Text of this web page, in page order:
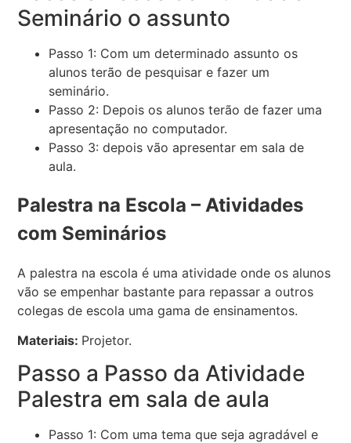
Seminário o assunto
Passo 1: Com um determinado assunto os
alunos terão de pesquisar e fazer um
seminário.
Passo 2: Depois os alunos terão de fazer uma
apresentação no computador.
Passo 3: depois vão apresentar em sala de
aula.
Palestra na Escola – Atividades
com Seminários
A palestra na escola é uma atividade onde os alunos
vão se empenhar bastante para repassar a outros
colegas de escola uma gama de ensinamentos.
Materiais: Projetor.
Passo a Passo da Atividade
Palestra em sala de aula
Passo 1: Com uma tema que seja agradável e